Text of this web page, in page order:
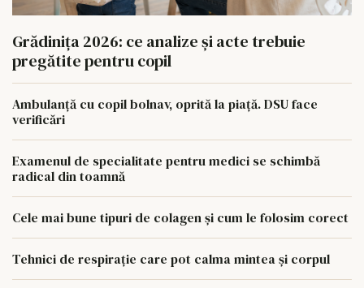
Grădinița 2026: ce analize și acte trebuie
pregătite pentru copil
Ambulanță cu copil bolnav, oprită la piață. DSU face
verificări
Examenul de specialitate pentru medici se schimbă
radical din toamnă
Cele mai bune tipuri de colagen și cum le folosim corect
Tehnici de respirație care pot calma mintea și corpul